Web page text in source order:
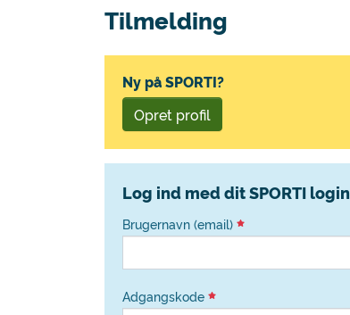
Tilmelding
Ny på SPORTI?
Opret profil
Log ind med dit SPORTI login
Brugernavn (email)
Adgangskode